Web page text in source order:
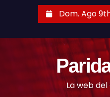
Dom. Ago
La web